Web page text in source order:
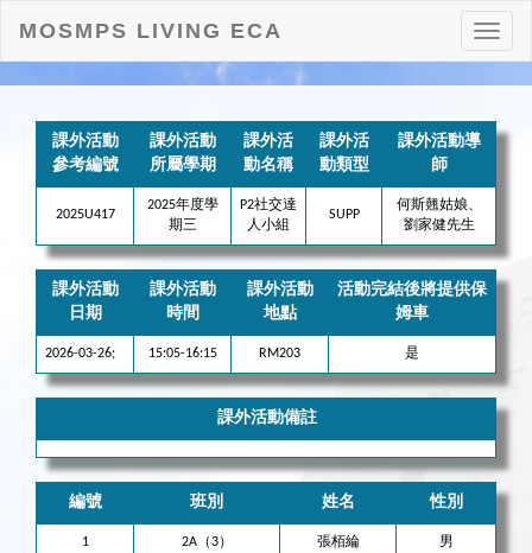
打
開
MOSMPS LIVING ECA
課外活動
參考編號
課外活動
所屬學期
課外活
動名稱
課外活
動類型
課外活動導
師
2025U417
2025年度學
期三
P2社交達
人小組
SUPP
何斯翹姑娘、
劉家健先生
課外活動
日期
課外活動
時間
課外活動
地點
活動完結後將提供保
姆車
2026-03-26; 15:05-16:15 RM203 是
課外活動備註
編號 班別 姓名 性別
1 2A（3） 張栢綸 男